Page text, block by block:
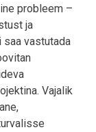
probleem –
ja
saa vastutada
Vajalik